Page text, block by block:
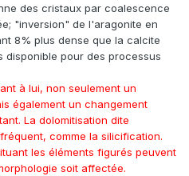
des cristaux par coalescence
"inversion" de l'aragonite en
8% plus dense que la calcite
disponible pour des processus
à lui, non seulement un
également un changement
La dolomitisation dite
comme la silicification.
les éléments figurés peuvent
soit affectée.